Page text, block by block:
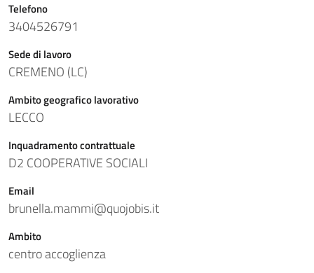
Telefono
3404526791
Sede di lavoro
CREMENO (LC)
Ambito geografico lavorativo
LECCO
Inquadramento contrattuale
D2 COOPERATIVE SOCIALI
Email
brunella.mammi@quojobis.it
Ambito
centro accoglienza